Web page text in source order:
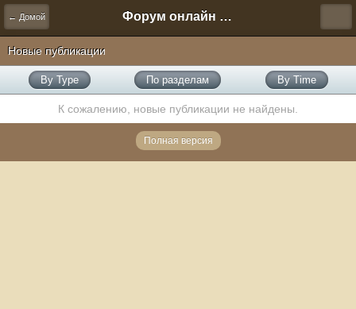
← Домой Форум онлайн игры "Новая Эра" (Нюра Биз)
Новые публикации
By Type По разделам By Time
К сожалению, новые публикации не найдены.
Полная версия